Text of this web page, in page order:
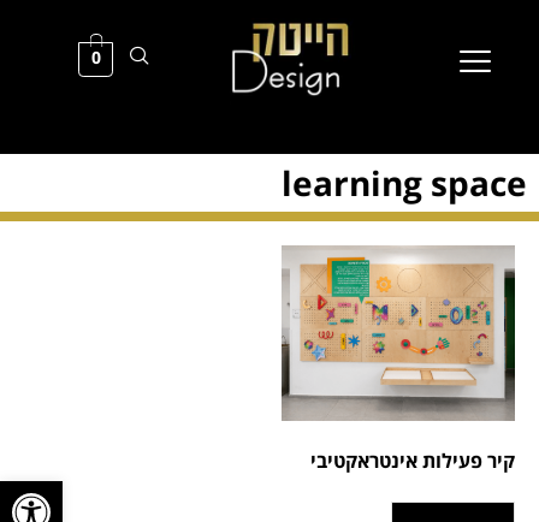
פתח
0
learning space
קיר פעילות אינטראקטיבי